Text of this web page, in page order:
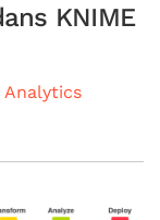
KNIME
Analytics